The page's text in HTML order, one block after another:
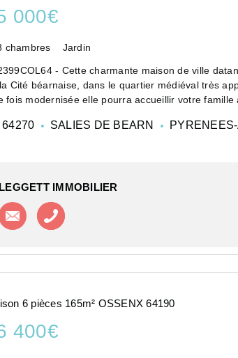
000€
chambres Jardin
- Cette charmante maison de ville
Cité béarnaise, dans le quartier médiéval très
fois modernisée elle pourra accueillir votre famille
64270 SALIES DE BEARN
LEGGETT IMMOBILIER
Contacter l'agence
6 pièces 165m² OSSENX 64190
400€